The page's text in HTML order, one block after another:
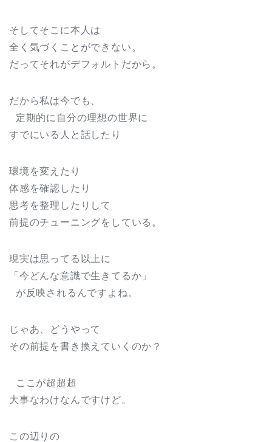
そしてそこに本人は
全く気づくことができない。
だってそれがデフォルトだから。
だから私は今でも、
定期的に自分の理想の世界に
すでにいる人と話したり
環境を変えたり
体感を確認したり
思考を整理したりして
前提のチューニングをしている。
現実は思ってる以上に
「今どんな意識で生きてるか」
が反映されるんですよね。
じゃあ、どうやって
その前提を書き換えていくのか？
ここが超超超
大事なわけなんですけど。
この辺りの